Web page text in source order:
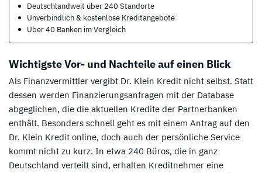
Deutschlandweit über 240 Standorte
Unverbindlich & kostenlose Kreditangebote
Über 40 Banken im Vergleich
Wichtigste Vor- und Nachteile auf einen Blick
Als Finanzvermittler vergibt Dr. Klein Kredit nicht selbst. Statt
dessen werden Finanzierungsanfragen mit der Database
abgeglichen, die die aktuellen Kredite der Partnerbanken
enthält. Besonders schnell geht es mit einem Antrag auf den
Dr. Klein Kredit online, doch auch der persönliche Service
kommt nicht zu kurz. In etwa 240 Büros, die in ganz
Deutschland verteilt sind, erhalten Kreditnehmer eine